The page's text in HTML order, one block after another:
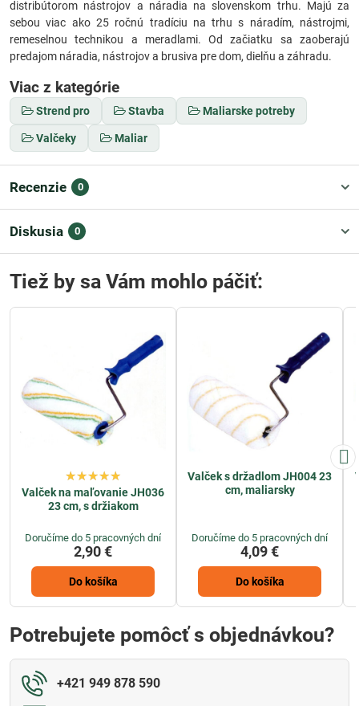
distribútorom nástrojov a náradia na slovenskom trhu. Majú za
sebou viac ako 25 ročnú tradíciu na trhu s náradím, nástrojmi,
remeselnou technikou a meradlami. Od začiatku sa zaoberajú
predajom náradia, nástrojov a brusiva pre dom, dielňu a záhradu.
Viac z kategórie
Strend pro Stavba Maliarske potreby
Valčeky Maliar
Recenzie 0
Diskusia 0
Tiež by sa Vám mohlo páčiť:
Valček na maľovanie JH036
23 cm, s držiakom
Doručíme do 5 pracovných dní
2,90 €
Do košíka
Valček s držadlom JH004 23
cm, maliarsky
Doručíme do 5 pracovných dní
4,09 €
Do košíka
Potrebujete pomôcť s objednávkou?
+421 949 878 590